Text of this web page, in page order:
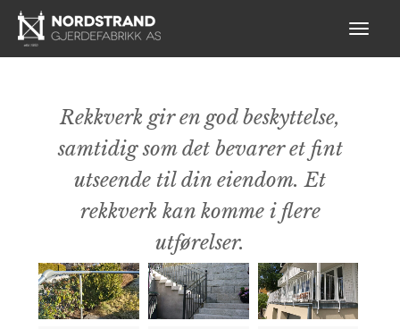
Rekkverk gir en god beskyttelse,
samtidig som det bevarer et fint
utseende til din eiendom. Et
rekkverk kan komme i flere
utførelser.